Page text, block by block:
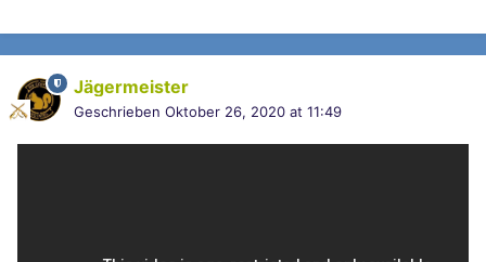
Jägermeister
Geschrieben Oktober 26, 2020 at 11:49